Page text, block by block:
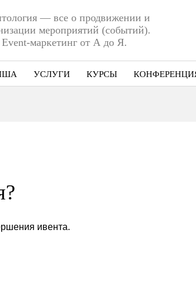
— все о продвижении и
мероприятий (событий).
Event-маркетинг от А до Я.
УСЛУГИ КУРСЫ
ивента.